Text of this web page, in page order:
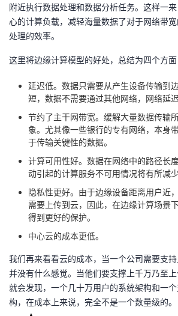
附近执行数据处理和数据分析任务。这样一
心的计算负载，减轻海量数据了对于网络带
处理的效率。
这里将边缘计算模型的好处，总结为四个方面
延迟低。数据只需要从产生设备传输到
短，数据不需要通过其他网络，网络延迟
节约了主干网带宽。缓解大量数据传输
象。尤其像一些银行的专有网络，本身
于传输关键性的数据。
计算可用性好。数据在网络中的路径长
动引起的计算服务不可用情况将有所减少
隐私性更好。由于边缘设备距离用户近
需要上传到云，因此，在边缘计算场景
得到更好的保护。
中心云的成本更低。
我们再来看看云的成本，当一个公司需要支持
并没有什么感觉。当他们要支撑上千万乃至
就会发现，一个几十万用户的系统架构和一
构，在成本上来说，完全不是一个数量级的。